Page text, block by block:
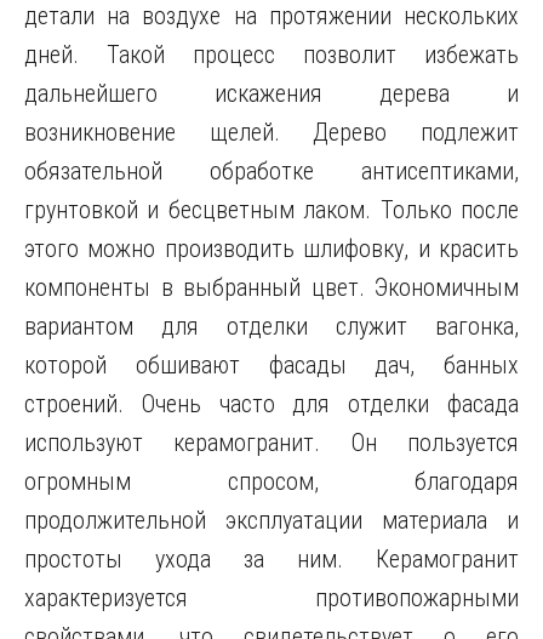
детали на воздухе на протяжении нескольких
дней. Такой процесс позволит избежать
дальнейшего искажения дерева и
возникновение щелей. Дерево подлежит
обязательной обработке антисептиками,
грунтовкой и бесцветным лаком. Только после
этого можно производить шлифовку, и красить
компоненты в выбранный цвет. Экономичным
вариантом для отделки служит вагонка,
которой обшивают фасады дач, банных
строений. Очень часто для отделки фасада
используют керамогранит. Он пользуется
огромным спросом, благодаря
продолжительной эксплуатации материала и
простоты ухода за ним. Керамогранит
характеризуется противопожарными